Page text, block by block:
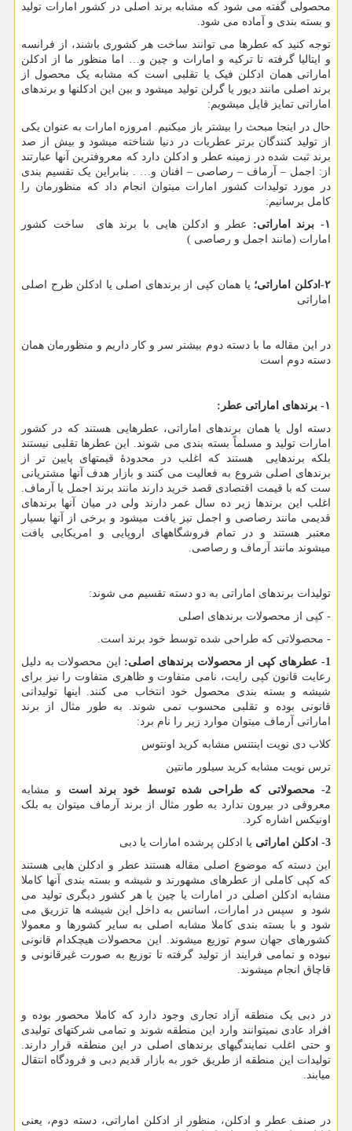
محصولی گفته می شود که مشابه برند اصلی در کشور امارات تولید
و بسته بندی و آماده می شود.
توجه کنید که عطرها می توانند ساخت هر کشوری باشند، از فرانسه
و ایتالیا گرفته تا ترکیه و امارات و چین و… اما منظور ما از ادکلن
اماراتی همان ادکلن فیک یا تقلبی است که مشابه یک محصول از
برند اصلی مانند دیور یا گرلن تولید میشود و بین این ادکلنها و برندهای
اماراتی تمایز قایل میشویم:
حال در اینجا مبحث را بیشتر باز میکنیم. امروزه امارات به عنوان یکی
از تولید کنندگان برتر عطریات در دنیا شناخته میشود و بیش از صد
برند ثبت شده در زمینه عطر و ادکلن دارد که معروفترین آنها عبارتند
از: اجمل – آرماف – رصاصی – افنان و… . بنابراین یک تقسیم بندی
در مورد تولیدات کشور امارات میتوان انجام داد که منظورمان را
کامل برسانیم:
۱- برند اماراتی:
عطر و ادکلن هایی با برند های ساخت کشور
امارات (مانند اجمل و رصاصی )
۲-ادکلن اماراتی؛
یا همان کپی از برندهای اصلی یا ادکلن ظرح اصلی
اماراتی
در این مقاله ما با دسته دوم بیشتر سر و کار داریم و منظورمان همان
دسته دوم است
۱- برندهای اماراتی عطر:
دسته اول یا همان برندهای اماراتی، عطرهایی هستند که در کشور
امارات تولید و مسلماً بسته بندی می شوند. این عطرها تقلبی نیستند
بلکه برندهایی هستند که اغلب در محدودۀ قیمتهای پایین تر از
برندهای اصلی شروع به فعالیت می کنند و بازار هدف آنها مشتریانی
ست که با قیمت اقتصادی قصد خرید دارند مانند برند اجمل یا آرماف.
اغلب این برندها زیر ده سال عمر دارند ولی در میان آنها برندهای
قدیمی مانند رصاصی و اجمل نیز یافت میشود و برخی از آنها بسیار
معتبر هستند و در تمام فروشگاههای اروپایی و امریکایی یافت
میشوند مانند آرماف و رصاصی.
تولیدات برندهای اماراتی به دو دسته تقسیم می شوند:
- کپی از محصولات برندهای اصلی
- محصولاتی که طراحی شده توسط خود برند است.
1- عطرهای کپی از محصولات برندهای اصلی:
این محصولات به دلیل
رعایت قانون کپی رایت، نامی متفاوت و ظاهری متفاوت را نیز برای
شیشه و بسته بندی محصول خود انتخاب می کنند. اینها تولیداتی
قانونی بوده و تقلبی محسوب نمی شوند. به طور مثال از برند
اماراتی آرماف میتوان موارد زیر را نام برد:
کلاب دی نویت اینتنس مشابه کرید اونتوس
ترس نویت مشابه کرید سیلور مانتین
2- محصولاتی که طراحی شده توسط خود برند است
و مشابه
معروفی در بیرون ندارد به طور مثال از برند آرماف میتوان به بلک
اونیکس اشاره کرد.
3- ادکلن اماراتی
یا ادکلن پرشده امارات یا دبی
این دسته که موضوع اصلی مقاله هستند عطر و ادکلن هایی هستند
که کپی کاملی از عطرهای مشهورند و شیشه و بسته بندی آنها کاملا
مشابه ادکلن اصلی در امارات یا چین یا هر کشور دیگری تولید می
شود و سپس در امارات، اسانس به داخل این شیشه ها تزریق می
شود و با بسته بندی کاملا مشابه اصلی به سایر کشورها و معمولا
کشورهای جهان سوم توزیع میشوند. این محصولات هیچکدام قانونی
نبوده و تمامی فرایند از تولید گرفته تا توزیع به صورت غیرقانونی و
قاچاق انجام میشوند.
در دبی یک منطقه آزاد تجاری وجود دارد که کاملا محصور بوده و
افراد عادی نمیتوانند وارد این منطقه شوند و تمامی شرکتهای تولیدی
و حتی اغلب نمایندگیهای برندهای اصلی در این منطقه قرار دارند.
تولیدات این منطقه از طریق خور به بازار قدیم دبی و فرودگاه انتقال
میابند.
در صنف عطر و ادکلن، منظور از ادکلن اماراتی، دسته دوم، یعنی